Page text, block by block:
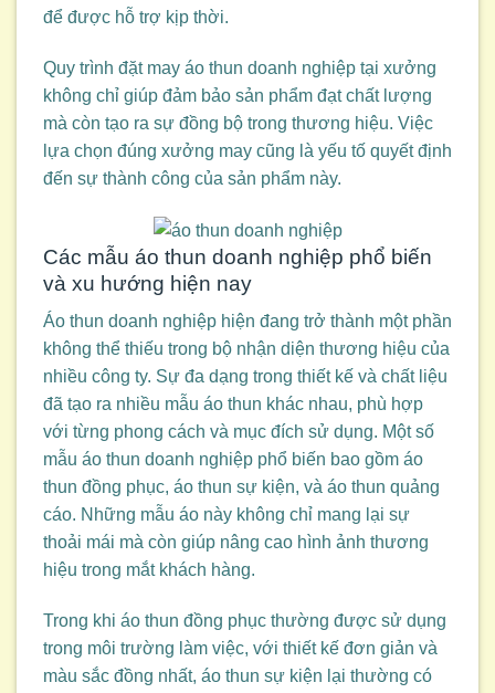
để được hỗ trợ kịp thời.
Quy trình đặt may áo thun doanh nghiệp tại xưởng
không chỉ giúp đảm bảo sản phẩm đạt chất lượng
mà còn tạo ra sự đồng bộ trong thương hiệu. Việc
lựa chọn đúng xưởng may cũng là yếu tố quyết định
đến sự thành công của sản phẩm này.
Các mẫu áo thun doanh nghiệp phổ biến
và xu hướng hiện nay
Áo thun doanh nghiệp hiện đang trở thành một phần
không thể thiếu trong bộ nhận diện thương hiệu của
nhiều công ty. Sự đa dạng trong thiết kế và chất liệu
đã tạo ra nhiều mẫu áo thun khác nhau, phù hợp
với từng phong cách và mục đích sử dụng. Một số
mẫu áo thun doanh nghiệp phổ biến bao gồm áo
thun đồng phục, áo thun sự kiện, và áo thun quảng
cáo. Những mẫu áo này không chỉ mang lại sự
thoải mái mà còn giúp nâng cao hình ảnh thương
hiệu trong mắt khách hàng.
Trong khi áo thun đồng phục thường được sử dụng
trong môi trường làm việc, với thiết kế đơn giản và
màu sắc đồng nhất, áo thun sự kiện lại thường có